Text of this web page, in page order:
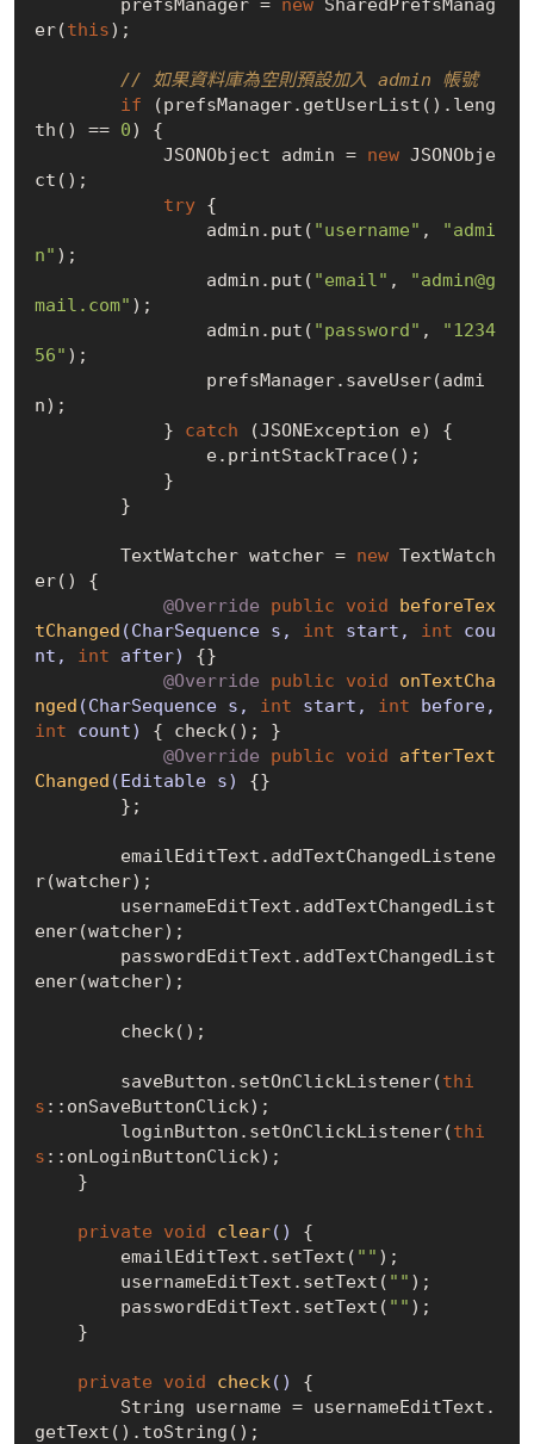
        prefsManager =
new SharedPrefsManag
er(this);
// 如果資料庫為空則預設加入 admin 帳號
if (prefsManager.getUserList().leng
th() == 0) {
            JSONObject admin =
new JSONObje
ct();
try {
                admin.put(
"username" ,
"admi
n" );
                admin.put(
"email" ,
"admin@g
mail.com" );
                admin.put(
"password" ,
"1234
56" );
n);
            }
catch (JSONException e) {
        TextWatcher watcher =
new TextWatch
er() {
@Override
public void
beforeTex
tChanged (CharSequence s, int start, int cou
nt, int after)
{}
@Override
public void
onTextCha
nged (CharSequence s, int start, int
int count)
{ check(); }
@Override
public void
afterText
Changed (Editable s)
{}
r(watcher);
ener(watcher);
ener(watcher);
        saveButton.setOnClickListener(
thi
s ::onSaveButtonClick);
        loginButton.setOnClickListener(
thi
s ::onLoginButtonClick);
private void clear()
{
        emailEditText.setText(
"" );
        usernameEditText.setText(
"" );
        passwordEditText.setText(
"" );
private void check()
{
getText().toString();